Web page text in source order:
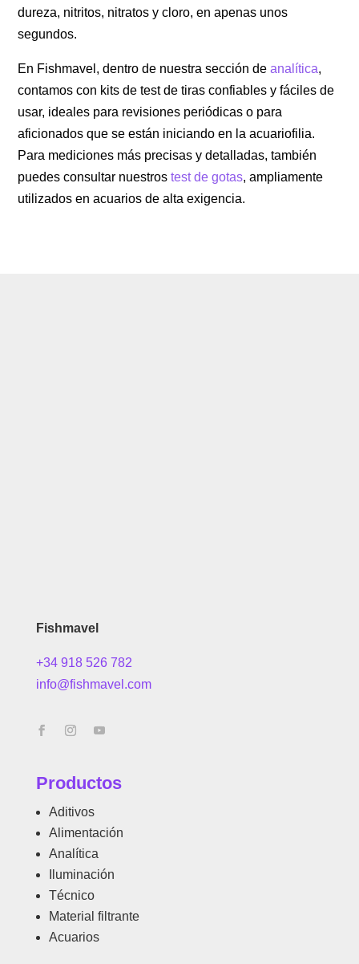
dureza, nitritos, nitratos y cloro, en apenas unos
segundos.
En Fishmavel, dentro de nuestra sección deanalítica,
contamos con kits de test de tiras confiables y fáciles de
usar, ideales para revisiones periódicas o para
aficionados que se están iniciando en la acuariofilia.
Para mediciones más precisas y detalladas, también
puedes consultar nuestrostest de gotas, ampliamente
utilizados en acuarios de alta exigencia.
Fishmavel
+34 918 526 782
info@fishmavel.com
Productos
Aditivos
Alimentación
Analítica
Iluminación
Técnico
Material filtrante
Acuarios